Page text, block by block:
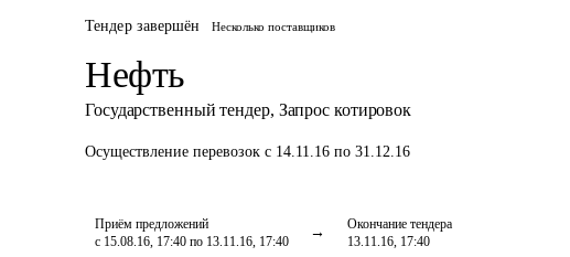
Тендер завершён Несколько поставщиков
Нефть
Государственный тендер, Запрос котировок
Осуществление перевозок с 14.11.16 по 31.12.16
Приём предложений
с 15.08.16, 17:40 по 13.11.16, 17:40
Окончание тендера
13.11.16, 17:40